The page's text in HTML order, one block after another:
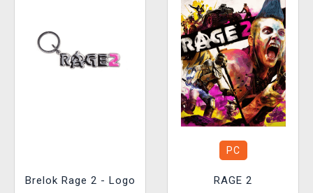
Brelok Rage 2 - Logo
PC
RAGE 2